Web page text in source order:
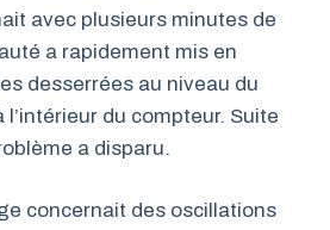
avec plusieurs minutes de
a rapidement mis en
desserrées au niveau du
du compteur. Suite
a disparu.
concernait des oscillations